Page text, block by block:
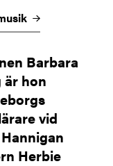
Barbara
är hon
vid
Herbie